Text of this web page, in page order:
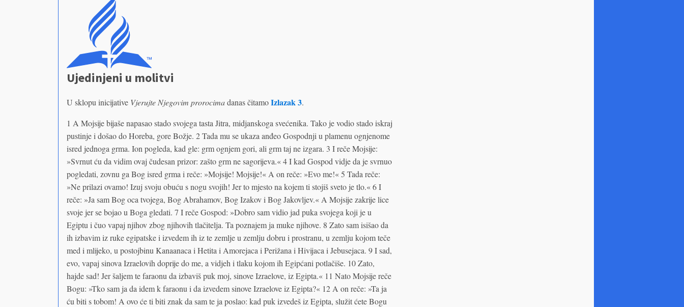
Ujedinjeni u molitvi
U sklopu inicijative Vjerujte Njegovim prorocimadanas čitamoIzlazak 3.
1 A Mojsije bijaše napasao stado svojega tasta Jitra, midjanskoga svećenika. Tako je vodio stado iskraj
pustinje i došao do Horeba, gore Božje. 2 Tada mu se ukaza anđeo Gospodnji u plamenu ognjenome
isred jednoga grma. Ion pogleda, kad gle: grm ognjem gori, ali grm taj ne izgara. 3 I reče Mojsije:
»Svrnut ću da vidim ovaj čudesan prizor: zašto grm ne sagorijeva.« 4 I kad Gospod vidje da je svrnuo
pogledati, zovnu ga Bog isred grma i reče: »Mojsije! Mojsije!« A on reče: »Evo me!« 5 Tada reče:
»Ne prilazi ovamo! Izuj svoju obuću s nogu svojih! Jer to mjesto na kojem ti stojiš sveto je tlo.« 6 I
reče: »Ja sam Bog oca tvojega, Bog Abrahamov, Bog Izakov i Bog Jakovljev.« A Mojsije zakrije lice
svoje jer se bojao u Boga gledati. 7 I reče Gospod: »Dobro sam vidio jad puka svojega koji je u
Egiptu i čuo vapaj njihov zbog njihovih tlačitelja. Ta poznajem ja muke njihove. 8 Zato sam isišao da
ih izbavim iz ruke egipatske i izvedem ih iz te zemlje u zemlju dobru i prostranu, u zemlju kojom teče
med i mlijeko, u postojbinu Kanaanaca i Hetita i Amorejaca i Perižana i Hivijaca i Jebusejaca. 9 I sad,
evo, vapaj sinova Izraelovih doprije do me, a vidjeh i tlaku kojom ih Egipćani potlačiše. 10 Zato,
hajde sad! Jer šaljem te faraonu da izbaviš puk moj, sinove Izraelove, iz Egipta.« 11 Nato Mojsije reče
Bogu: »Tko sam ja da idem k faraonu i da izvedem sinove Izraelove iz Egipta?« 12 A on reče: »Ta ja
ću biti s tobom! A ovo će ti biti znak da sam te ja poslao: kad puk izvedeš iz Egipta, služit ćete Bogu